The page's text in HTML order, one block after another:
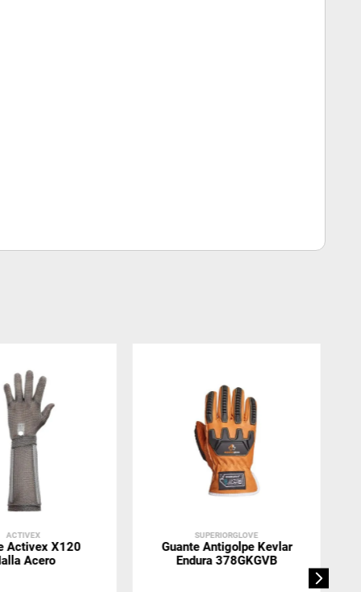
ACTIVEX
Activex X120
Acero
SUPERIORGLOVE
Guante Antigolpe Kevlar
Endura 378GKGVB